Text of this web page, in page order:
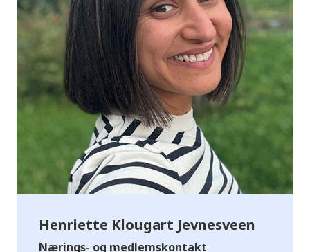
Henriette Klougart Jevnesveen
Nærings- og medlemskontakt